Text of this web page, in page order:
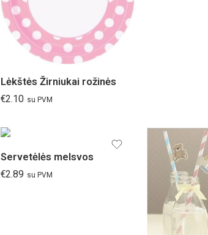
Lėkštės Žirniukai rožinės
€2.10 su PVM
Servetėlės melsvos
€2.89 su PVM